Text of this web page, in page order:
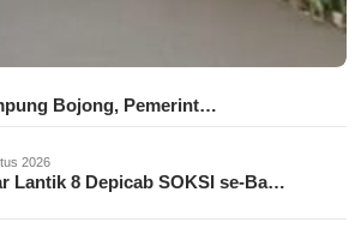
Bojong, Pemerint…
2026
Lantik 8 Depicab SOKSI se-Ba…